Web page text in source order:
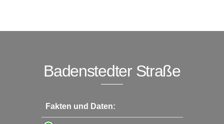
Badenstedter Straße
Fakten und Daten: